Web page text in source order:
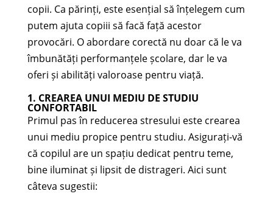
copii. Ca părinți, este esențial să înțelegem cum
putem ajuta copiii să facă față acestor
provocări. O abordare corectă nu doar că le va
îmbunătăți performanțele școlare, dar le va
oferi și abilități valoroase pentru viață.
1. CREAREA UNUI MEDIU DE STUDIU
CONFORTABIL
Primul pas în reducerea stresului este crearea
unui mediu propice pentru studiu. Asigurați-vă
că copilul are un spațiu dedicat pentru teme,
bine iluminat și lipsit de distrageri. Aici sunt
câteva sugestii: